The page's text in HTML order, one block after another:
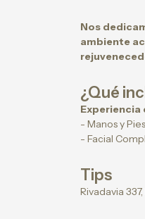
Nos
ambiente
¿Qué
Experiencia
- Manos y
- Facial
Tips
Rivadavia